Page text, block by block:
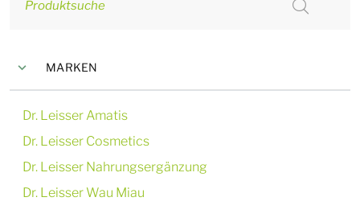
Produktsuche
MARKEN
Dr. Leisser Amatis
Dr. Leisser Cosmetics
Dr. Leisser Nahrungsergänzung
Dr. Leisser Wau Miau